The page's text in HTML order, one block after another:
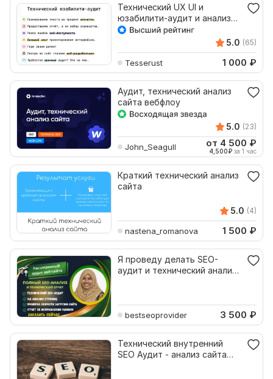
Технический UX UI и
юзабилити-аудит и анализ
сайта от разработчика
5.0 (65)
Tesserust 1 000 ₽
Аудит, технический анализ
сайта вебфлоу
5.0 (23)
John_Seagull от 4 500 ₽
4,500₽ за 1 час
Краткий технический анализ
сайта
5.0 (4)
nastena_romanova 1 500 ₽
Я проведу делать SEO-
аудит и технический анализ
bestseoprovider 3 500 ₽
Технический внутренний
SEO Аудит - анализ сайта